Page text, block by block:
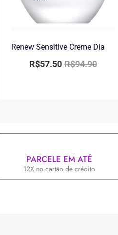
Renew Sensitive Creme Dia
R$94.90
R$57.50
PARCELE EM ATÉ
12X no cartão de crédito